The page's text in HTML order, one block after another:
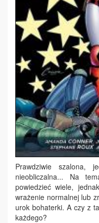
Prawdziwie szalona,
nieobliczalna... Na
powiedzieć wiele,
wrażenie normalnej lub
urok bohaterki. A czy z
każdego?